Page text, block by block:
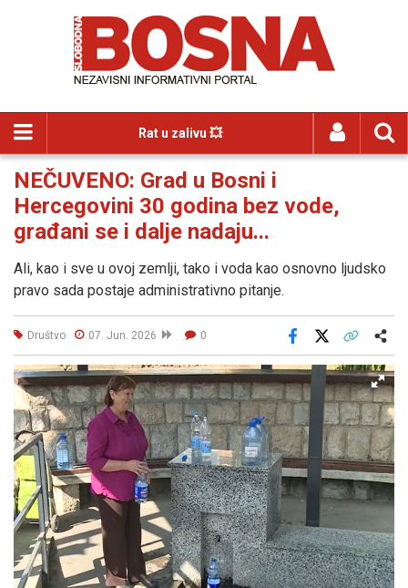
Rat u zalivu 💥
NEČUVENO: Grad u Bosni i
Hercegovini 30 godina bez vode,
građani se i dalje nadaju...
Ali, kao i sve u ovoj zemlji, tako i voda kao osnovno ljudsko
pravo sada postaje administrativno pitanje.
Društvo 07. Jun. 2026 0
Facebook